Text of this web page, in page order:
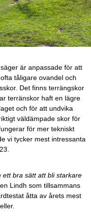
är anpassade för att
tåligare ovandel och
Det finns terrängskor
terränskor haft en lägre
och för att undvika
väldämpade skor för
för mer tekniskt
vi tycker mest intressanta
ett bra sätt att bli starkare
Lindh som tillsammans
åtta av årets mest